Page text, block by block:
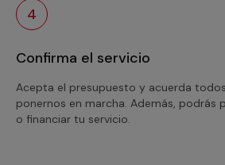
4
Confirma el servicio
Acepta el presupuesto y acuerda
ponernos en marcha. Además, podrás
o financiar tu servicio.